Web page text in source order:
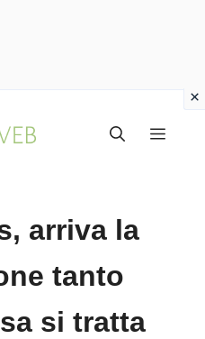
Menu
arriva la
tanto
si tratta